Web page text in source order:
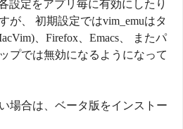
設定をアプリ毎に有効にしたり
が、 初期設定ではvim_emuはタ
、Firefox、Emacs、 またパ
プでは無効になるようになって
場合は、ベータ版をインストー